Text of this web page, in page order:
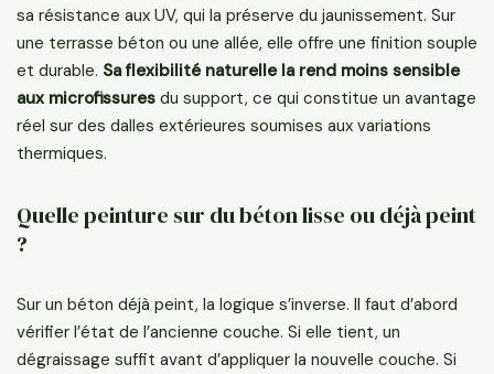
sa résistance aux UV, qui la préserve du jaunissement. Sur
une terrasse béton ou une allée, elle offre une finition souple
et durable. Sa flexibilité naturelle la rend moins sensible
aux microfissures du support, ce qui constitue un avantage
réel sur des dalles extérieures soumises aux variations
thermiques.
Quelle peinture sur du béton lisse ou déjà peint
?
Sur un béton déjà peint, la logique s’inverse. Il faut d’abord
vérifier l’état de l’ancienne couche. Si elle tient, un
dégraissage suffit avant d’appliquer la nouvelle couche. Si